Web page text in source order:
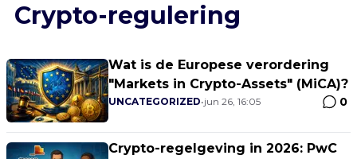
Crypto-regulering
Wat is de Europese verordering
"Markets in Crypto-Assets" (MiCA)?
UNCATEGORIZED•jun 26, 16:05 0
Crypto-regelgeving in 2026: PwC